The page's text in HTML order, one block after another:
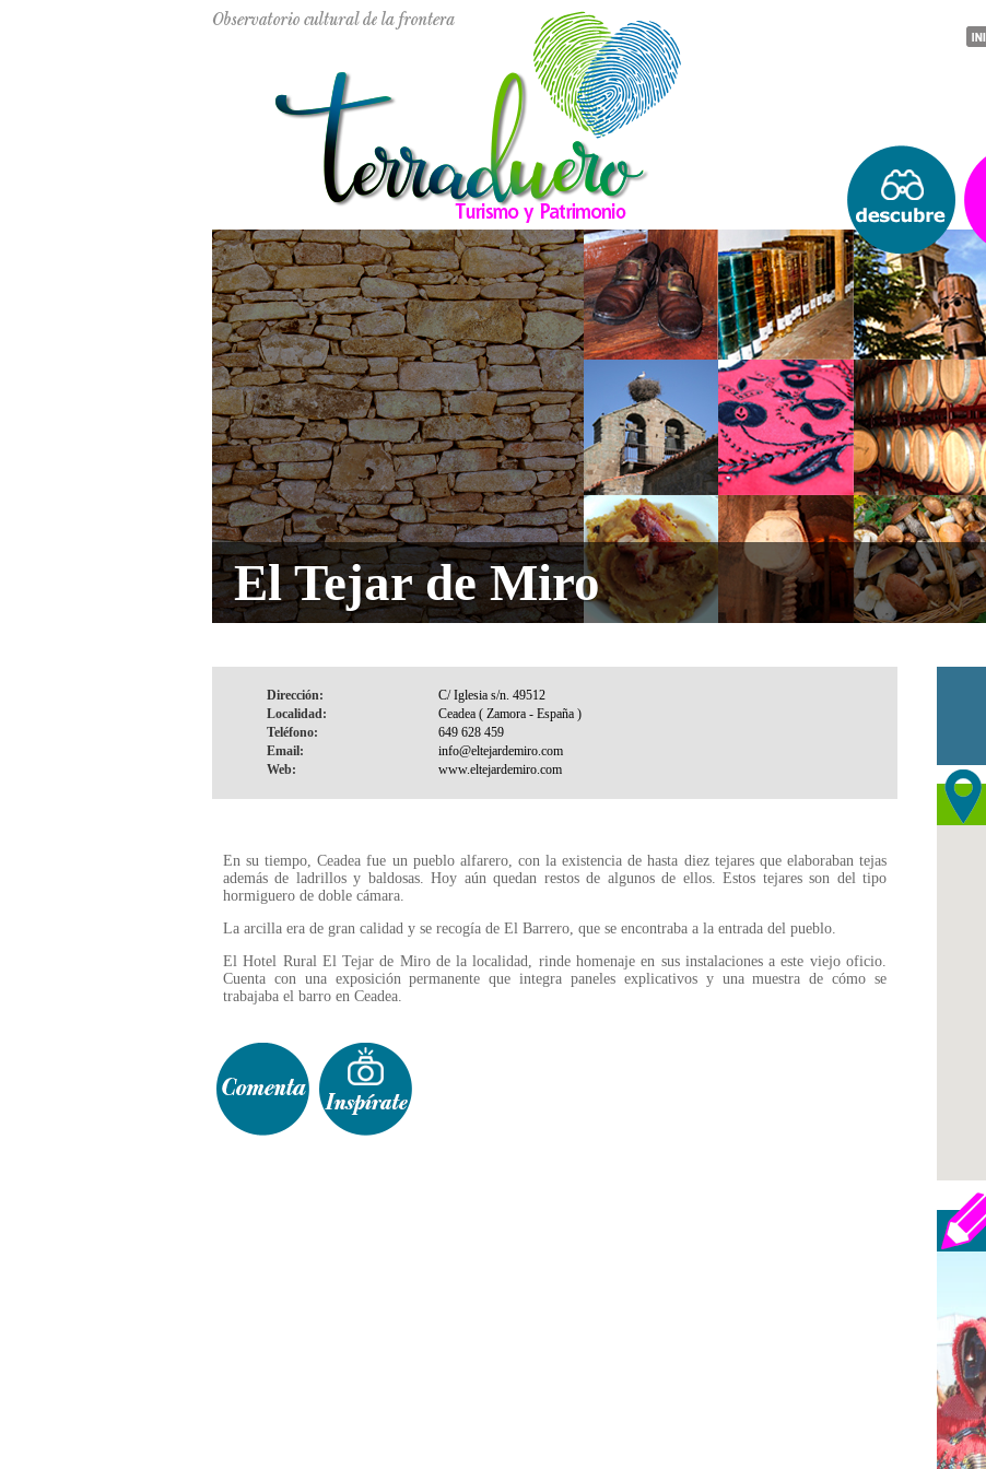
El Tejar de Miro
Dirección:
Localidad:
Teléfono:
Email:
Web:
En su tiempo, Ceadea fue un pueblo alfarero, con la existencia de hasta diez tejares que elaboraban tejas
además de ladrillos y baldosas. Hoy aún quedan restos de algunos de ellos. Estos tejares son del tipo
hormiguero de doble cámara.
La arcilla era de gran calidad y se recogía de El Barrero, que se encontraba a la entrada del pueblo.
El Hotel Rural El Tejar de Miro de la localidad, rinde homenaje en sus instalaciones a este viejo oficio.
Cuenta con una exposición permanente que integra paneles explicativos y una muestra de cómo se
trabajaba el barro en Ceadea.